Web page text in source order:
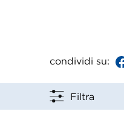
condividi su:
Filtra